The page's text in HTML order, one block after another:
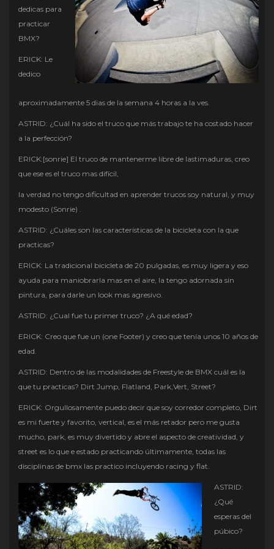
dedicas para
practicar
BMX?
ERICK: Le
dedico
aproximadamente 5 dias de la semana 4 horas a la ves.
ASTRID: ¿Cuál ha sido el truco que más trabajo te ha costado hacer
a la perfección?
ERICK:[sonrie] El truco de mantenerme libre de lastimaduras, creo
que ese es el truco mas difícil,
la verdad no tengo dificultad en aprender trucos soy natural, y muy
modesto (Sonrie) .
ASTRID: ¿Cuáles son las características de la bicicleta con la que
practicas?
ERICK: La tradicional bicicleta de 20 pulgadas, es muy ligera y eso
ayuda para maniobrarla mas en el aire, la tengo adornada sin
pintura, para darle un look mas agresivo.
ASTRID: ¿Cual fue tu primer truco? ¿A qué edad?
ERICK: Creo que fue un (one Footer) y creo que tenía unos 10 años de
edad.
ASTRID: Dentro de las modalidades de Freestyle de BMX cuál es la
que tu practicas? Dirt Jump, Flatland, Park,Vert, Street?
ERICK: Orgullosamente puedo decir que soy corredor completo, Dirt
es mi fuerte y favorito, vertical, es el más retador pero me gusta
mucho, park, es muy divertido y abre el aspecto de creatividad, y
street es lo que e estado practicando últimamente, todas las
disciplinas de bmx las practico incluyendo racing y flat.
ASTRID:
¿Qué
esperas del
púbico?